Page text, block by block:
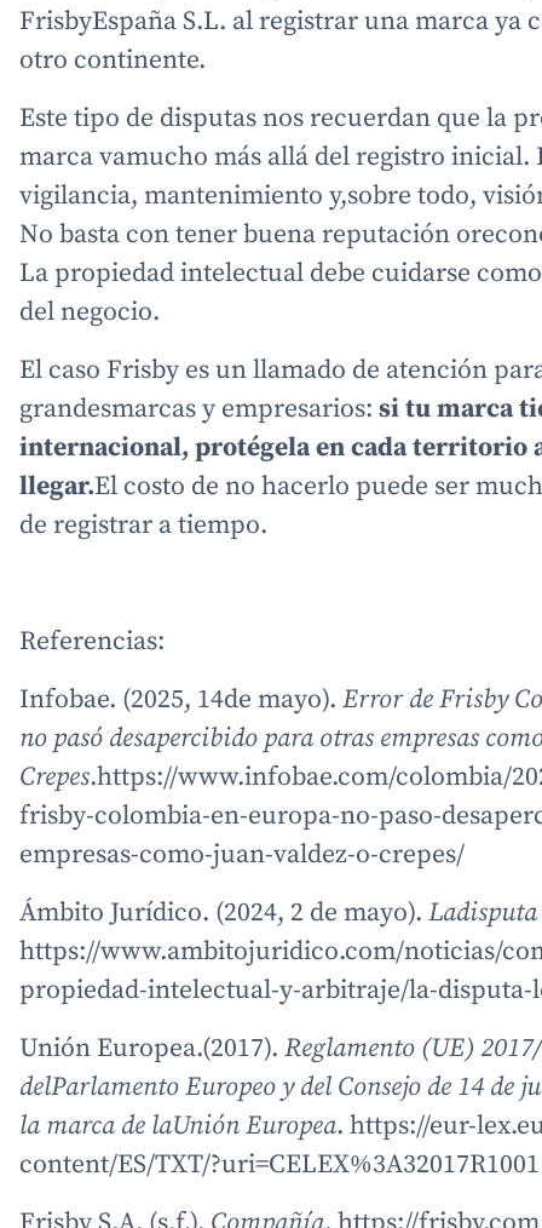
FrisbyEspaña S.L. al registrar una marca ya
otro continente.
Este tipo de disputas nos recuerdan que la
marca vamucho más allá del registro inicial.
vigilancia, mantenimiento y,sobre todo,
No basta con tener buena reputación
La propiedad intelectual debe cuidarse
del negocio.
El caso Frisby es un llamado de atención
grandesmarcas y empresarios: si tu marca
internacional, protégela en cada territorio
llegar.El costo de no hacerlo puede ser
de registrar a tiempo.
Referencias:
Infobae. (2025, 14de mayo). Error de Frisby
no pasó desapercibido para otras empresas
Crepes.https://www.infobae.com/colombia/
frisby-colombia-en-europa-no-paso-
empresas-como-juan-valdez-o-crepes/
Ámbito Jurídico. (2024, 2 de mayo).
https://www.ambitojuridico.com/noticias/
propiedad-intelectual-y-arbitraje/la-disputa-
Unión Europea.(2017). Reglamento (UE)
delParlamento Europeo y del Consejo de 14 de
la marca de laUnión Europea. https://eur-
content/ES/TXT/?uri=CELEX%3A32017R1001